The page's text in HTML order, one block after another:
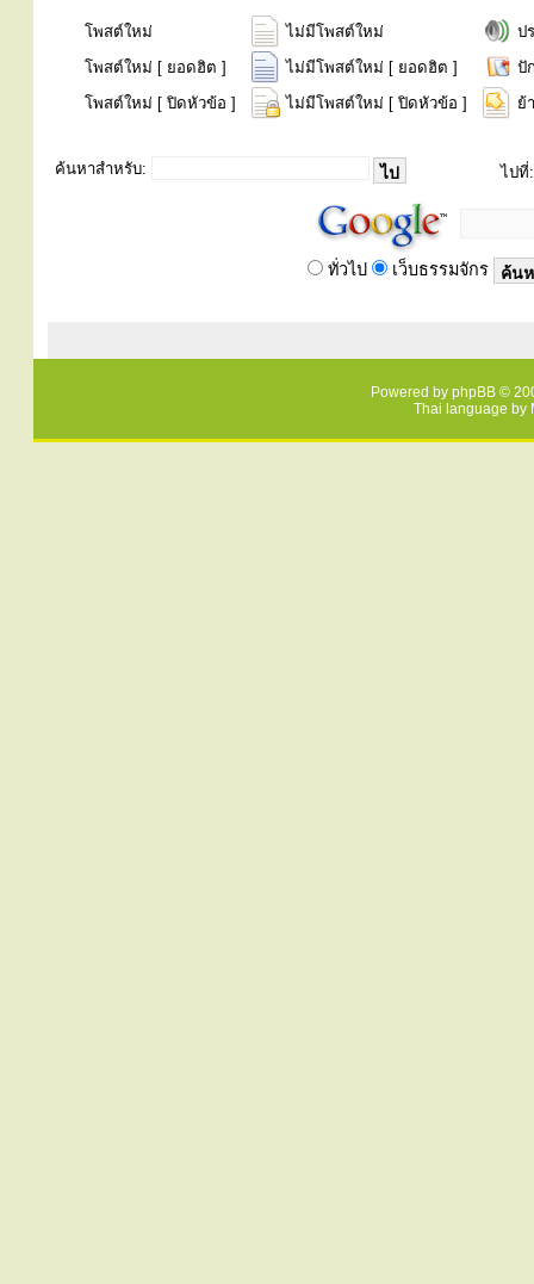
โพสต์ใหม่ ไม่มีโพสต์ใหม่
ป
โพสต์ใหม่ [ ยอดฮิต ]
ไม่มีโพสต์ใหม่ [ ยอดฮิต ]
ปั
โพสต์ใหม่ [ ปิดหัวข้อ ]
ไม่มีโพสต์ใหม่ [ ปิดหัวข้อ ] ย้
ค้นหาสำหรับ: ไปที่:
ทั่วไป เว็บธรรมจักร
Powered by phpBB ©
Thai language by